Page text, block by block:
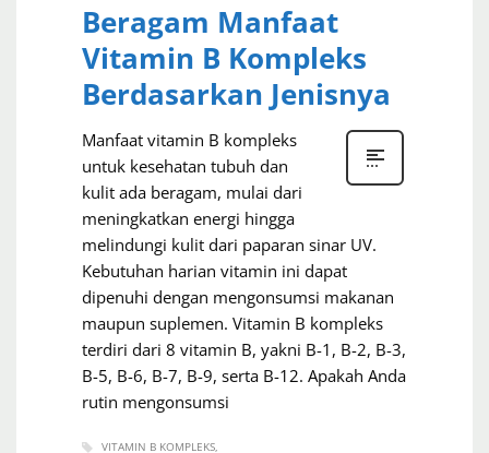
Beragam Manfaat
Vitamin B Kompleks
Berdasarkan Jenisnya
Manfaat vitamin B kompleks
untuk kesehatan tubuh dan
kulit ada beragam, mulai dari
meningkatkan energi hingga
melindungi kulit dari paparan sinar UV.
Kebutuhan harian vitamin ini dapat
dipenuhi dengan mengonsumsi makanan
maupun suplemen. Vitamin B kompleks
terdiri dari 8 vitamin B, yakni B-1, B-2, B-3,
B-5, B-6, B-7, B-9, serta B-12. Apakah Anda
rutin mengonsumsi
VITAMIN B KOMPLEKS